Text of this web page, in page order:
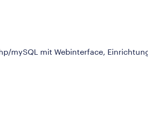
mySQL mit Webinterface,